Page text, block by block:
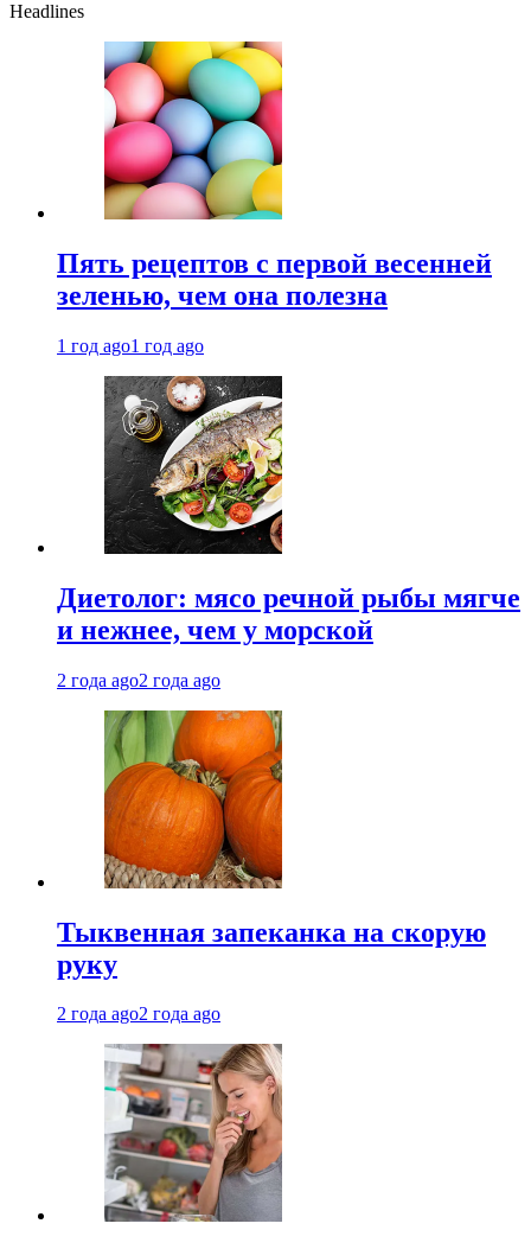
Headlines
Пять рецептов с первой весенней
зеленью, чем она полезна
1 год ago1 год ago
Диетолог: мясо речной рыбы мягче
и нежнее, чем у морской
2 года ago2 года ago
Тыквенная запеканка на скорую
руку
2 года ago2 года ago